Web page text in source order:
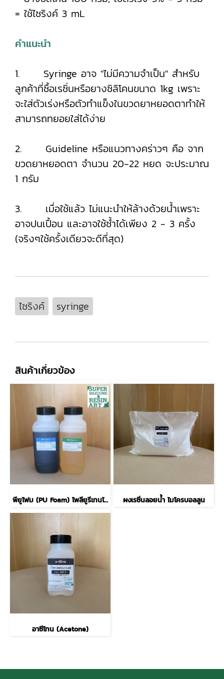
= ใช้ไซริงค์ 3 mL
คำแนะนำ
1. Syringe อาจ "ไม่มีความจำเป็น" สำหรับ
ลูกค้าที่ซื้อเรซิ่นหรือยางซิลิโคนขนาด 1kg เพราะ
จะใส่ตัวเร่งหรือตัวทำแข็งในขวดยาหยอดตาทำให้
สามารถทยอยใส่ได้ง่าย
2. Guideline หรือแนวทางคร่าวๆ คือ จาก
ขวดยาหยอดตา จำนวน 20-22 หยด จะประมาณ
1 กรัม
3. เมื่อใช้แล้ว ไม่แนะนำให้ล้างด้วยน้ำเพราะ
อาจปนเปื้อน และอาจใช้ซ้ำได้เพียง 2 - 3 ครั้ง
(จริงๆใช้ครั้งเดียวจะดีที่สุด)
ไซริงค์ syringe
สินค้าเกี่ยวข้อง
พียูโฟม (PU Foam) โพลียูรีเทนโฟม ผงเรซิ่นลอยน้ำ ไมโครบอลลูน
อาซีโทน (Acetone)